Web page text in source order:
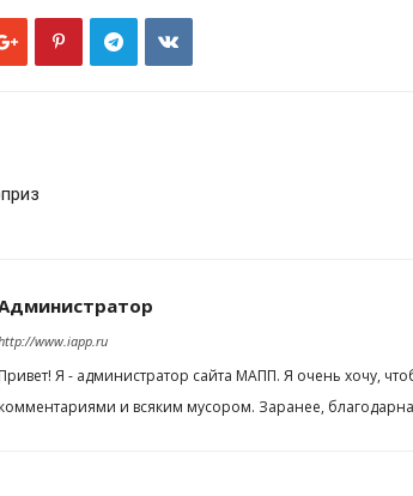
www.iapp.ru
Привет! Я - администратор сайта МАПП. Я очень хочу,
комментариями и всяким мусором. Заранее,